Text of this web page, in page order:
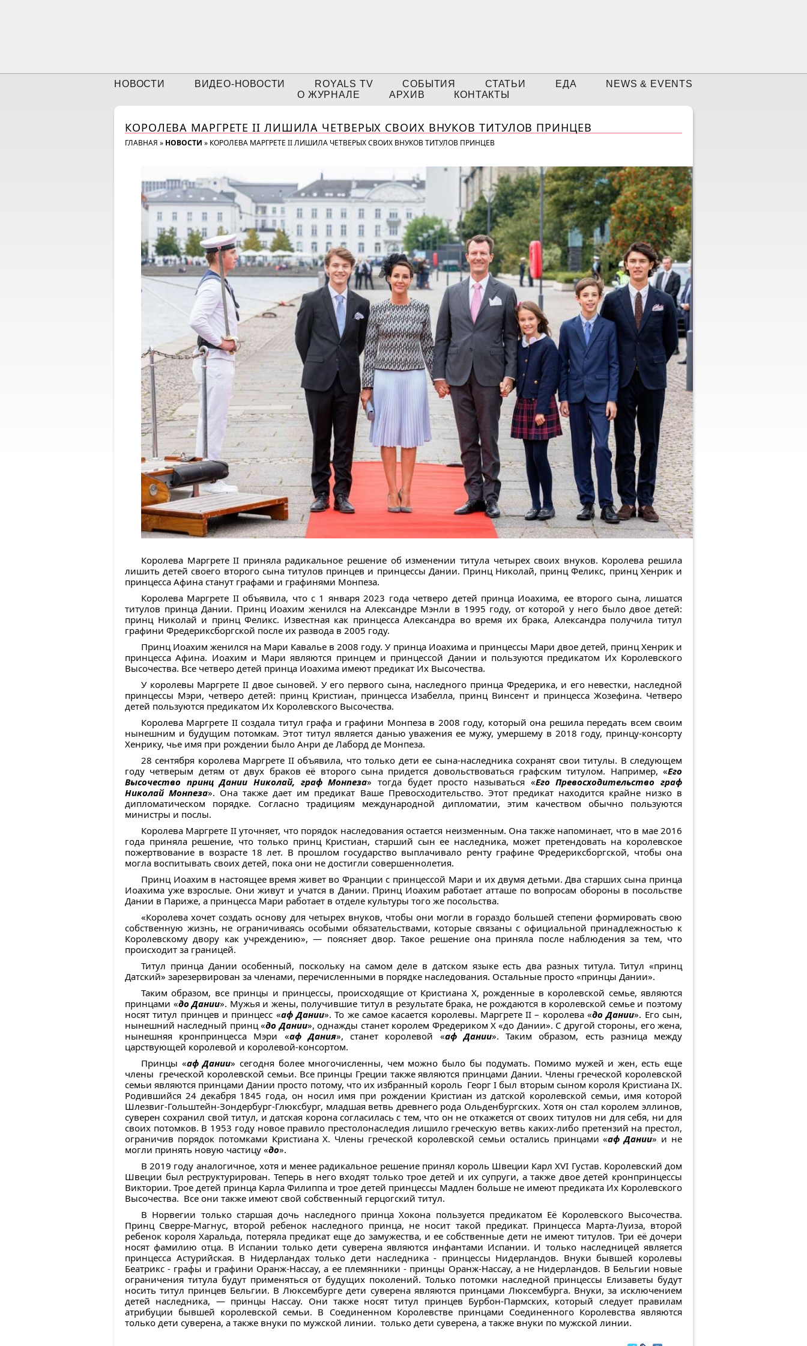
НОВОСТИ ВИДЕО-НОВОСТИ ROYALS TV СОБЫТИЯ СТАТЬИ ЕДА
NEWS & EVENTS
О ЖУРНАЛЕ
АРХИВ КОНТАКТЫ
КОРОЛЕВА МАРГРЕТЕ II ЛИШИЛА ЧЕТВЕРЫХ СВОИХ ВНУКОВ ТИТУЛОВ ПРИНЦЕВ
ГЛАВНАЯ » НОВОСТИ » КОРОЛЕВА МАРГРЕТЕ II ЛИШИЛА ЧЕТВЕРЫХ СВОИХ ВНУКОВ ТИТУЛОВ ПРИНЦЕВ
Королева Маргрете II приняла радикальное решение об изменении титула четырех своих внуков. Королева решила
лишить детей своего второго сына титулов принцев и принцессы Дании. Принц Николай, принц Феликс, принц Хенрик и
принцесса Афина станут графами и графинями Монпеза.
Королева Маргрете II объявила, что с 1 января 2023 года четверо детей принца Иоахима, ее второго сына, лишатся
титулов принца Дании. Принц Иоахим женился на Александре Мэнли в 1995 году, от которой у него было двое детей:
принц Николай и принц Феликс. Известная как принцесса Александра во время их брака, Александра получила титул
графини Фредериксборгской после их развода в 2005 году.
Принц Иоахим женился на Мари Кавалье в 2008 году. У принца Иоахима и принцессы Мари двое детей, принц Хенрик и
принцесса Афина. Иоахим и Мари являются принцем и принцессой Дании и пользуются предикатом Их Королевского
Высочества. Все четверо детей принца Иоахима имеют предикат Их Высочества.
У королевы Маргрете II двое сыновей. У его первого сына, наследного принца Фредерика, и его невестки, наследной
принцессы Мэри, четверо детей: принц Кристиан, принцесса Изабелла, принц Винсент и принцесса Жозефина. Четверо
детей пользуются предикатом Их Королевского Высочества.
Королева Маргрете II создала титул графа и графини Монпеза в 2008 году, который она решила передать всем своим
нынешним и будущим потомкам. Этот титул является данью уважения ее мужу, умершему в 2018 году, принцу-консорту
Хенрику, чье имя при рождении было Анри де Лаборд де Монпеза.
28 сентября королева Маргрете II объявила, что только дети ее сына-наследника сохранят свои титулы. В следующем
году четверым детям от двух браков её второго сына придется довольствоваться графским титулом. Например, «Его
Высочество принц Дании Николай, граф Монпеза» тогда будет просто называться «Его Превосходительство граф
Николай Монпеза». Она также дает им предикат Ваше Превосходительство. Этот предикат находится крайне низко в
дипломатическом порядке. Согласно традициям международной дипломатии, этим качеством обычно пользуются
министры и послы.
Королева Маргрете II уточняет, что порядок наследования остается неизменным. Она также напоминает, что в мае 2016
года приняла решение, что только принц Кристиан, старший сын ее наследника, может претендовать на королевское
пожертвование в возрасте 18 лет. В прошлом государство выплачивало ренту графине Фредериксборгской, чтобы она
могла воспитывать своих детей, пока они не достигли совершеннолетия.
Принц Иоахим в настоящее время живет во Франции с принцессой Мари и их двумя детьми. Два старших сына принца
Иоахима уже взрослые. Они живут и учатся в Дании. Принц Иоахим работает атташе по вопросам обороны в посольстве
Дании в Париже, а принцесса Мари работает в отделе культуры того же посольства.
«Королева хочет создать основу для четырех внуков, чтобы они могли в гораздо большей степени формировать свою
собственную жизнь, не ограничиваясь особыми обязательствами, которые связаны с официальной принадлежностью к
Королевскому двору как учреждению», — поясняет двор. Такое решение она приняла после наблюдения за тем, что
происходит за границей.
Титул принца Дании особенный, поскольку на самом деле в датском языке есть два разных титула. Титул «принц
Датский» зарезервирован за членами, перечисленными в порядке наследования. Остальные просто «принцы Дании».
Таким образом, все принцы и принцессы, происходящие от Кристиана X, рожденные в королевской семье, являются
принцами «до Дании». Мужья и жены, получившие титул в результате брака, не рождаются в королевской семье и поэтому
носят титул принцев и принцесс «аф Дании». То же самое касается королевы. Маргрете II – королева «до Дании». Его сын,
нынешний наследный принц «до Дании», однажды станет королем Фредериком X «до Дании». С другой стороны, его жена,
нынешняя кронпринцесса Мэри «аф Дания», станет королевой «аф Дании». Таким образом, есть разница между
царствующей королевой и королевой-консортом.
Принцы «аф Дании» сегодня более многочисленны, чем можно было бы подумать. Помимо мужей и жен, есть еще
члены греческой королевской семьи. Все принцы Греции также являются принцами Дании. Члены греческой королевской
семьи являются принцами Дании просто потому, что их избранный король Георг I был вторым сыном короля Кристиана IX.
Родившийся 24 декабря 1845 года, он носил имя при рождении Кристиан из датской королевской семьи, имя которой
Шлезвиг-Гольштейн-Зондербург-Глюксбург, младшая ветвь древнего рода Ольденбургских. Хотя он стал королем эллинов,
суверен сохранил свой титул, и датская корона согласилась с тем, что он не откажется от своих титулов ни для себя, ни для
своих потомков. В 1953 году новое правило престолонаследия лишило греческую ветвь каких-либо претензий на престол,
ограничив порядок потомками Кристиана X. Члены греческой королевской семьи остались принцами «аф Дании» и не
могли принять новую частицу «до».
В 2019 году аналогичное, хотя и менее радикальное решение принял король Швеции Карл XVI Густав. Королевский дом
Швеции был реструктурирован. Теперь в него входят только трое детей и их супруги, а также двое детей кронпринцессы
Виктории. Трое детей принца Карла Филиппа и трое детей принцессы Мадлен больше не имеют предиката Их Королевского
Высочества. Все они также имеют свой собственный герцогский титул.
В Норвегии только старшая дочь наследного принца Хокона пользуется предикатом Её Королевского Высочества.
Принц Сверре-Магнус, второй ребенок наследного принца, не носит такой предикат. Принцесса Марта-Луиза, второй
ребенок короля Харальда, потеряла предикат еще до замужества, и ее собственные дети не имеют титулов. Три её дочери
носят фамилию отца. В Испании только дети суверена являются инфантами Испании. И только наследницей является
принцесса Астурийская. В Нидерландах только дети наследника - принцессы Нидерландов. Внуки бывшей королевы
Беатрикс - графы и графини Оранж-Нассау, а ее племянники - принцы Оранж-Нассау, а не Нидерландов. В Бельгии новые
ограничения титула будут применяться от будущих поколений. Только потомки наследной принцессы Елизаветы будут
носить титул принцев Бельгии. В Люксембурге дети суверена являются принцами Люксембурга. Внуки, за исключением
детей наследника, — принцы Нассау. Они также носят титул принцев Бурбон-Пармских, который следует правилам
атрибуции бывшей королевской семьи. В Соединенном Королевстве принцами Соединенного Королевства являются
только дети суверена, а также внуки по мужской линии. только дети суверена, а также внуки по мужской линии.